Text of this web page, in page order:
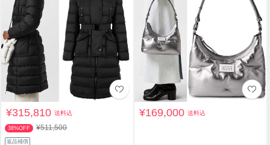
¥315,810送料込
38%OFF ¥511,500
返品補償
¥169,000送料込